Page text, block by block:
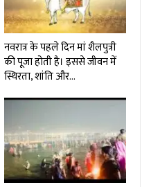
नवरात्र के पहले दिन मां शैलपुत्री
की पूजा होती है। इससे जीवन में
स्थिरता, शांति और…